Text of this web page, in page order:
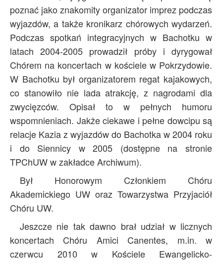
poznać jako znakomity organizator imprez podczas
wyjazdów, a także kronikarz chórowych wydarzeń.
Podczas spotkań integracyjnych w Bachotku w
latach 2004-2005 prowadził próby i dyrygował
Chórem na koncertach w kościele w Pokrzydowie.
W Bachotku był organizatorem regat kajakowych,
co stanowiło nie lada atrakcję, z nagrodami dla
zwycięzców. Opisał to w pełnych humoru
wspomnieniach. Jakże ciekawe i pełne dowcipu są
relacje Kazia z wyjazdów do Bachotka w 2004 roku
i do Siennicy w 2005 (dostępne na stronie
TPChUW w zakładce Archiwum).
Był Honorowym Członkiem Chóru
Akademickiego UW oraz Towarzystwa Przyjaciół
Chóru UW.
Jeszcze nie tak dawno brał udział w licznych
koncertach Chóru Amici Canentes, m.in. w
czerwcu 2010 w Kościele Ewangelicko-